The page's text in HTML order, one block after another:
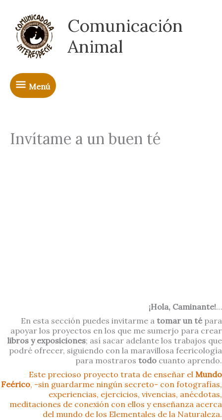
content
Comunicación
Animal
Menú
Menú
Invítame a un buen té
¡Hola, Caminante!…
En esta sección puedes invitarme a tomar un té para
apoyar los proyectos en los que me sumerjo para crear
libros y exposiciones; así sacar adelante los trabajos que
podré ofrecer, siguiendo con la maravillosa feericología
para mostraros todo cuanto aprendo.
Este precioso proyecto trata de enseñar el Mundo
Feérico, -sin guardarme ningún secreto- con fotografías,
experiencias, ejercicios, vivencias, anécdotas,
meditaciones de conexión con ellos y enseñanza acerca
del mundo de los Elementales de la Naturaleza.